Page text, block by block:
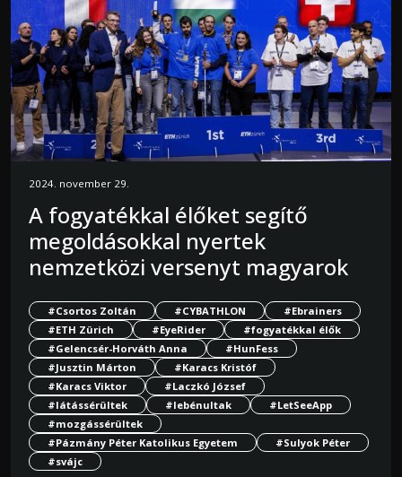
2024. november 29.
A fogyatékkal élőket segítő
megoldásokkal nyertek
nemzetközi versenyt magyarok
#Csortos Zoltán #CYBATHLON
#Ebrainers
#ETH Zürich
#EyeRider
#fogyatékkal élők
#Gelencsér-Horváth Anna
#HunFess
#Jusztin Márton
#Karacs Kristóf
#Karacs Viktor
#Laczkó József
#látássérültek
#lebénultak
#LetSeeApp
#mozgássérültek
#Pázmány Péter Katolikus Egyetem
#Sulyok Péter
#svájc